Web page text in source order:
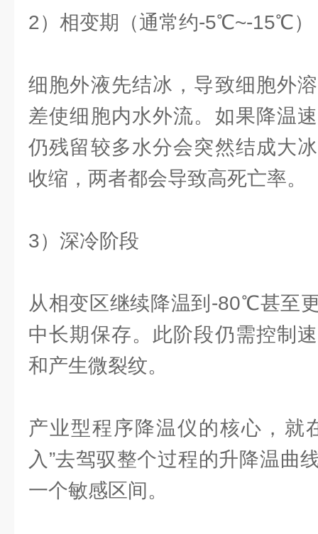
2）相变期（通常约-5℃~-15℃）
细胞外液先结冰，导致细胞外
差使细胞内水外流。如果降温
仍残留较多水分会突然结成大
收缩，两者都会导致高死亡率。
3）深冷阶段
从相变区继续降温到-80℃甚至
中长期保存。此阶段仍需控制
和产生微裂纹。
产业型程序降温仪的核心，就
入”去驾驭整个过程的升降温曲
一个敏感区间。